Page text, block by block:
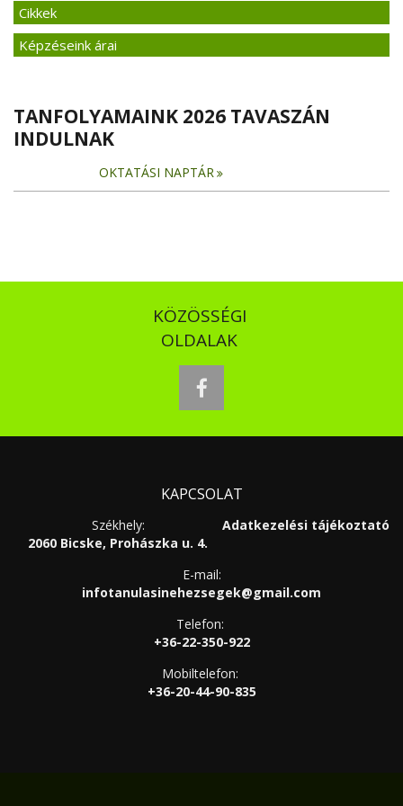
Cikkek
Képzéseink árai
TANFOLYAMAINK 2026 TAVASZÁN
INDULNAK
OKTATÁSI NAPTÁR
KÖZÖSSÉGI
OLDALAK
facebook
KAPCSOLAT
Adatkezelési tájékoztató
Székhely:
2060 Bicske, Prohászka u. 4.
E-mail:
infotanulasinehezsegek@gmail.com
Telefon:
+36-22-350-922
Mobiltelefon:
+36-20-44-90-835